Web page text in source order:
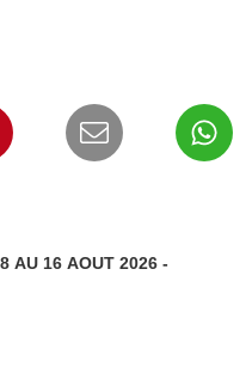
AU 16 AOUT 2026 -